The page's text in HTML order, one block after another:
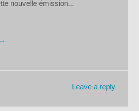
nouvelle émission...
Leave a reply